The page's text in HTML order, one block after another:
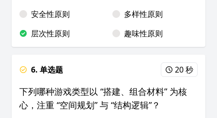
安全性原则
多样性原则
层次性原则
趣味性原则
6. 单选题 20 秒
下列哪种游戏类型以 “搭建、组合材料” 为核
心，注重 “空间规划” 与 “结构逻辑”？